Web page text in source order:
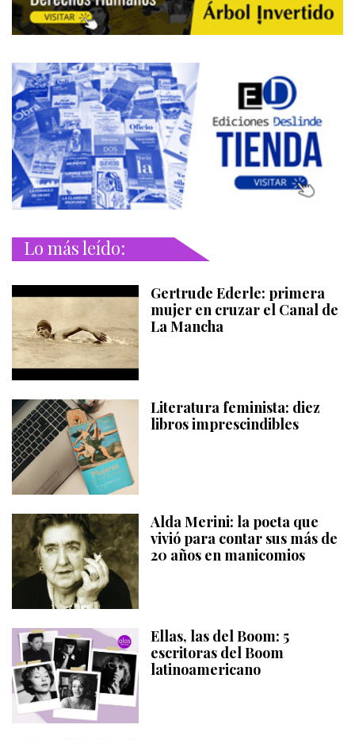
Lo más leído:
Gertrude Ederle: primera
mujer en cruzar el Canal de
La Mancha
Literatura feminista: diez
libros imprescindibles
Alda Merini: la poeta que
vivió para contar sus más de
20 años en manicomios
Ellas, las del Boom: 5
escritoras del Boom
latinoamericano